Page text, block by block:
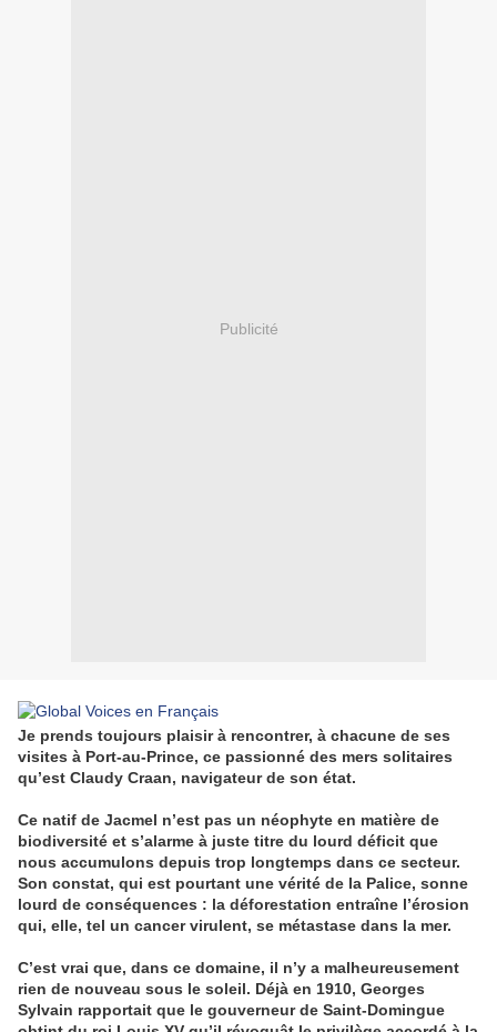
Publicité
Je prends toujours plaisir à rencontrer, à chacune de ses
visites à Port-au-Prince, ce passionné des mers solitaires
qu’est Claudy Craan, navigateur de son état.
Ce natif de Jacmel n’est pas un néophyte en matière de
biodiversité et s’alarme à juste titre du lourd déficit que
nous accumulons depuis trop longtemps dans ce secteur.
Son constat, qui est pourtant une vérité de la Palice, sonne
lourd de conséquences : la déforestation entraîne l’érosion
qui, elle, tel un cancer virulent, se métastase dans la mer.
C’est vrai que, dans ce domaine, il n’y a malheureusement
rien de nouveau sous le soleil. Déjà en 1910, Georges
Sylvain rapportait que le gouverneur de Saint-Domingue